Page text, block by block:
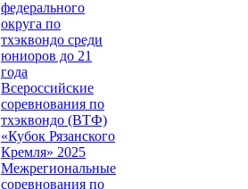
федерального
округа по
тхэквондо среди
юниоров до 21
года
Всероссийские
соревнования по
тхэквондо (ВТФ)
«Кубок Рязанского
Кремля» 2025
Межрегиональные
соревнования по